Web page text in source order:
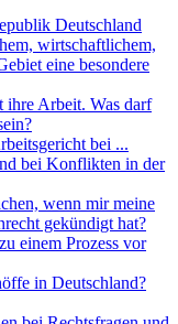
Deutschland
wirtschaftlichem,
eine besondere
ihre Arbeit. Was darf
bei ...
bei Konflikten in der
wenn mir meine
gekündigt hat?
einem Prozess vor
in Deutschland?